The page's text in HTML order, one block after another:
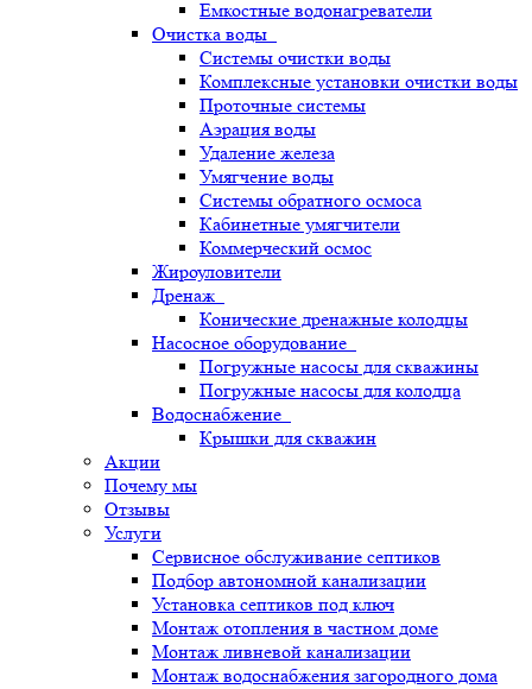
Емкостные водонагреватели
Очистка воды
Системы очистки воды
Комплексные установки очистки воды
Проточные системы
Аэрация воды
Удаление железа
Умягчение воды
Системы обратного осмоса
Кабинетные умягчители
Коммерческий осмос
Жироуловители
Дренаж
Конические дренажные колодцы
Насосное оборудование
Погружные насосы для скважины
Погружные насосы для колодца
Водоснабжение
Крышки для скважин
Акции
Почему мы
Отзывы
Услуги
Сервисное обслуживание септиков
Подбор автономной канализации
Установка септиков под ключ
Монтаж отопления в частном доме
Монтаж ливневой канализации
Монтаж водоснабжения загородного дома